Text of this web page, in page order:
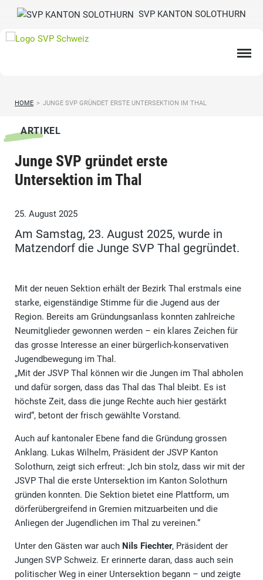
SVP KANTON SOLOTHURN
HOME > JUNGE SVP GRÜNDET ERSTE UNTERSEKTION IM THAL
ARTIKEL
Junge SVP gründet erste
Untersektion im Thal
25. August 2025
Am Samstag, 23. August 2025, wurde in
Matzendorf die Junge SVP Thal gegründet.
Mit der neuen Sektion erhält der Bezirk Thal erstmals eine
starke, eigenständige Stimme für die Jugend aus der
Region. Bereits am Gründungsanlass konnten zahlreiche
Neumitglieder gewonnen werden – ein klares Zeichen für
das grosse Interesse an einer bürgerlich-konservativen
Jugendbewegung im Thal.
„Mit der JSVP Thal können wir die Jungen im Thal abholen
und dafür sorgen, dass das Thal das Thal bleibt. Es ist
höchste Zeit, dass die junge Rechte auch hier gestärkt
wird“, betont der frisch gewählte Vorstand.
Auch auf kantonaler Ebene fand die Gründung grossen
Anklang. Lukas Wilhelm, Präsident der JSVP Kanton
Solothurn, zeigt sich erfreut: „Ich bin stolz, dass wir mit der
JSVP Thal die erste Untersektion im Kanton Solothurn
gründen konnten. Die Sektion bietet eine Plattform, um
dörferübergreifend in Gremien mitzuarbeiten und die
Anliegen der Jugendlichen im Thal zu vereinen.“
Unter den Gästen war auch Nils Fiechter, Präsident der
Jungen SVP Schweiz. Er erinnerte daran, dass auch sein
politischer Weg in einer Untersektion begann – und zeigte